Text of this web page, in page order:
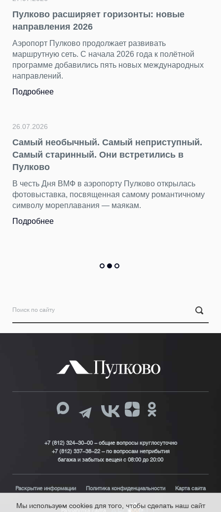
Пулково расширяет горизонты: новые
направления 2026
Аэропорт Пулково продолжает развивать
маршрутную сеть. С начала 2026 года к полётной
программе добавились пять новых международных
направлений.
Подробнее
26.07.2026
Самый необычный. Самый неприступный.
Самый старинный. Они встретились в
Пулково
В честь Дня ВМФ в аэропорту Пулково открылась
фотовыставка, посвященная самому романтичному
символу мореплавания — маякам.
Подробнее
+7 (812) 324-30-00 - общие вопросы круглосуточно
+7 (812) 337-38-22 – по вопросам неприбытия
багажа и забытых вещей с 08:00 до 20:00
Раскрытие информации Политика конфиденциальности Карта сайта
Мы используем cookies для того, чтобы сделать наш сайт